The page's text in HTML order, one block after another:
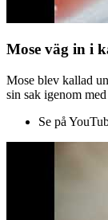
Mose väg in i
Mose blev kallad
sin sak igenom
Se på